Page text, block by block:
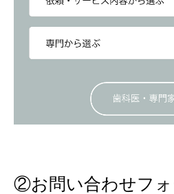
②お問い合わせフ